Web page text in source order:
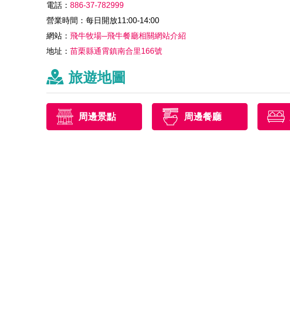
電話：886-37-782999
營業時間：每日開放11:00-14:00
網站：飛牛牧場─飛牛餐廳相關網站介紹
地址：苗栗縣通霄鎮南合里166號
旅遊地圖
周邊景點 周邊餐廳